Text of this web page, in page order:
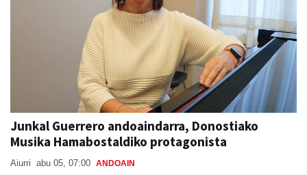
Junkal Guerrero andoaindarra, Donostiako
Musika Hamabostaldiko protagonista
Aiurri abu 05, 07:00 ANDOAIN